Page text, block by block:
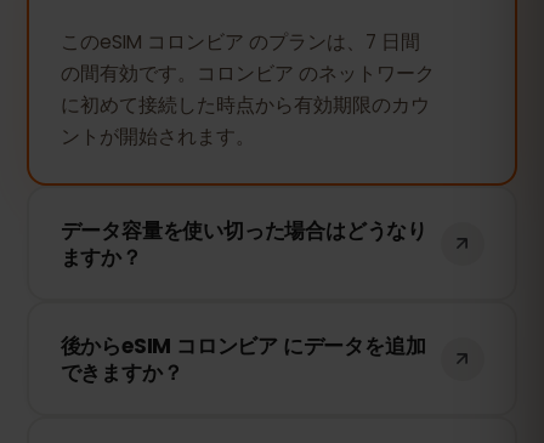
このeSIM コロンビア のプランは、7 日間
の間有効です。コロンビア のネットワーク
に初めて接続した時点から有効期限のカウ
ントが開始されます。
データ容量を使い切った場合はどうなり
ますか？
接続は停止します。eSIMFOXのダッシュボ
ードから簡単にデータを追加購入して、引
後からeSIM コロンビア にデータを追加
できますか？